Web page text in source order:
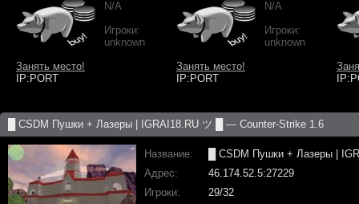
N/A
Игроки:
unknown
Занять место!
IP:PORT
N/A
Игроки:
unknown
Занять место!
IP:PORT
█ CSDM Пушки + Лазеры | IGRAI18.RU ツ █ — Counter-Strike 1.6
Название
█ CSDM Пушки + Лазеры |
Адрес
46.174.52.5:27229
Игроки
29/32